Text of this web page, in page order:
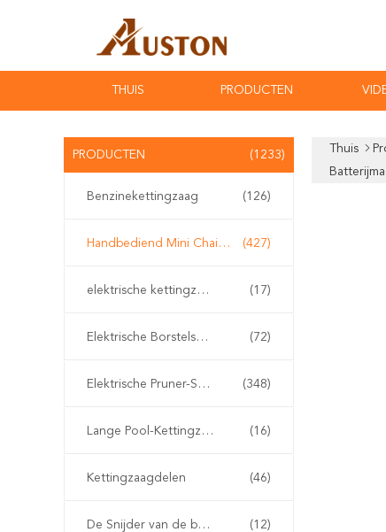
THUIS PRODUCTEN
PRODUCTEN (1233)
Benzinekettingzaag (126)
Handbediend Mini Chainsaw (427)
elektrische kettingzaag (17)
Elektrische Borstelsnijder (72)
Elektrische Pruner-Scharen (348)
Lange Pool-Kettingzaag (16)
Kettingzaagdelen (46)
De Snijder van de benzineborstel (12)
Thuis